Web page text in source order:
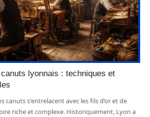
lyonnais : techniques et
canuts s'entrelacent avec les fils d’or et de
riche et complexe. Historiquement, Lyon a